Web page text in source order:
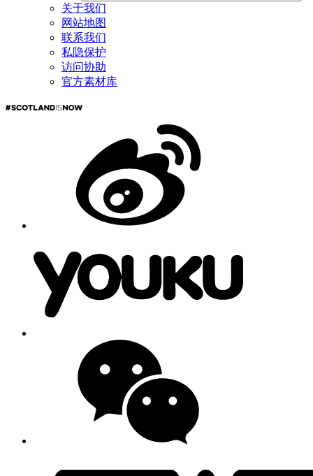
关于我们
网站地图
联系我们
私隐保护
访问协助
官方素材库